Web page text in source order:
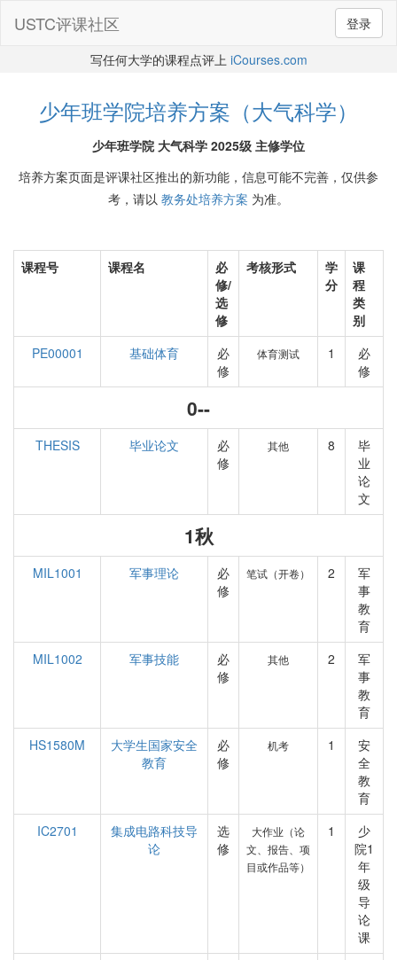
登录
USTC评课社区
写任何大学的课程点评上 iCourses.com
少年班学院培养方案（大气科学）
少年班学院 大气科学 2025级 主修学位
培养方案页面是评课社区推出的新功能，信息可能不完善，仅供参
考，请以 教务处培养方案 为准。
课程号 课程名
必
修/
选
修
考核形式
学
分
课
程
类
别
PE00001
基础体育
必
修
体育测试 1
必
修
0--
THESIS 毕业论文
必
修
其他 8
毕
业
论
文
1秋
MIL1001 军事理论
必
修
笔试（开卷） 2
军
事
教
育
MIL1002
军事技能
必
修
其他 2
军
事
教
育
HS1580M
大学生国家安全
教育
必
修
机考 1
安
全
教
育
IC2701
集成电路科技导
论
选
修
大作业（论
文、报告、项
目或作品等）
1
少
院1
年
级
导
论
课